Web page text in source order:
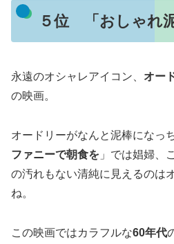
５位 「おしゃれ泥
永遠のオシャレアイコン、 オー
の映画。
オードリーがなんと泥棒になっ
ファニーで朝食を 」では娼婦、
の汚れもない清純に見えるのは
ね。
この映画ではカラフルな60年代